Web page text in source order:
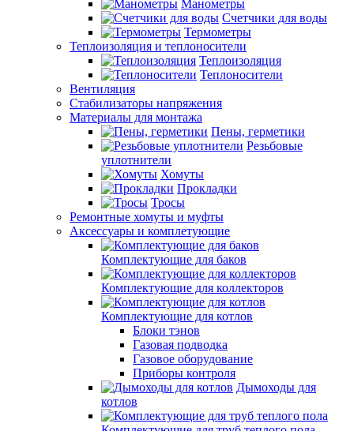
Манометры
Счетчики для воды
Термометры
Теплоизоляция и теплоносители
Теплоизоляция
Теплоносители
Вентиляция
Стабилизаторы напряжения
Материалы для монтажа
Пены, герметики
Резьбовые
уплотнители
Хомуты
Прокладки
Тросы
Ремонтные хомуты и муфты
Аксессуары и комплетующие
Комплектующие для баков
Комплектующие для коллекторов
Комплектующие для котлов
Блоки тэнов
Газовая подводка
Газовое оборудование
Приборы контроля
Дымоходы для
котлов